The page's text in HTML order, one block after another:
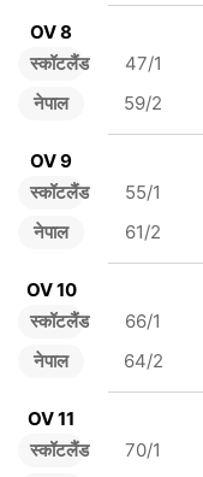
OV 8
स्कॉटलैंड
नेपाल
47/1
59/2
OV 9
स्कॉटलैंड
नेपाल
55/1
61/2
OV 10
स्कॉटलैंड
नेपाल
66/1
64/2
OV 11
स्कॉटलैंड
70/1